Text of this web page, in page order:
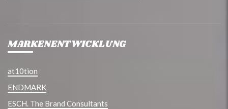
MARKENENTWICKLUNG
at10tion
ENDMARK
ESCH. The Brand Consultants